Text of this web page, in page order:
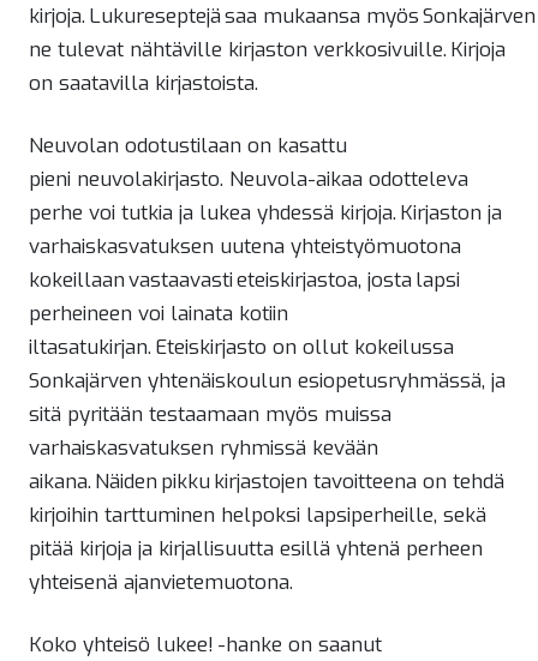
kirjoja. Lukureseptejä saa mukaansa myös
ne tulevat nähtäville kirjaston verkkosivuille. Kirjoja
on saatavilla kirjastoista.
Neuvolan odotustilaan on kasattu
pieni neuvolakirjasto. Neuvola-aikaa odotteleva
perhe voi tutkia ja lukea yhdessä kirjoja. Kirjaston ja
varhaiskasvatuksen uutena yhteistyömuotona
kokeillaan vastaavasti eteiskirjastoa, josta lapsi
perheineen voi lainata kotiin
iltasatukirjan. Eteiskirjasto on ollut kokeilussa
Sonkajärven yhtenäiskoulun esiopetusryhmässä, ja
sitä pyritään testaamaan myös muissa
varhaiskasvatuksen ryhmissä kevään
aikana. Näiden pikku kirjastojen tavoitteena on tehdä
kirjoihin tarttuminen helpoksi lapsiperheille, sekä
pitää kirjoja ja kirjallisuutta esillä yhtenä perheen
yhteisenä ajanvietemuotona.
Koko yhteisö lukee! -hanke on saanut